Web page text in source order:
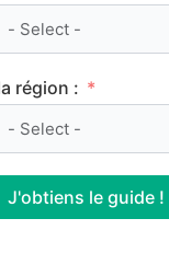
Le classement
sur
région :
J'obtiens le guide !